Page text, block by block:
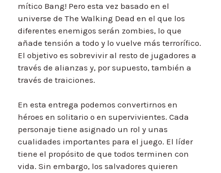
mítico Bang! Pero esta vez basado en el
universe de The Walking Dead en el que los
diferentes enemigos serán zombies, lo que
añade tensión a todo y lo vuelve más terrorífico.
El objetivo es sobrevivir al resto de jugadores a
través de alianzas y, por supuesto, también a
través de traiciones.
En esta entrega podemos convertirnos en
héroes en solitario o en supervivientes. Cada
personaje tiene asignado un rol y unas
cualidades importantes para el juego. El líder
tiene el propósito de que todos terminen con
vida. Sin embargo, los salvadores quieren